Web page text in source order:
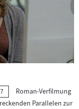
Roman-Verfilmung
Parallelen zur